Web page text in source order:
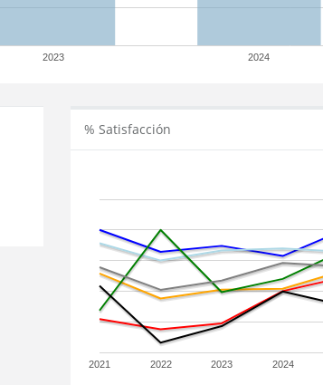
2023 2024
% Satisfacción
2021 2022 2023 2024